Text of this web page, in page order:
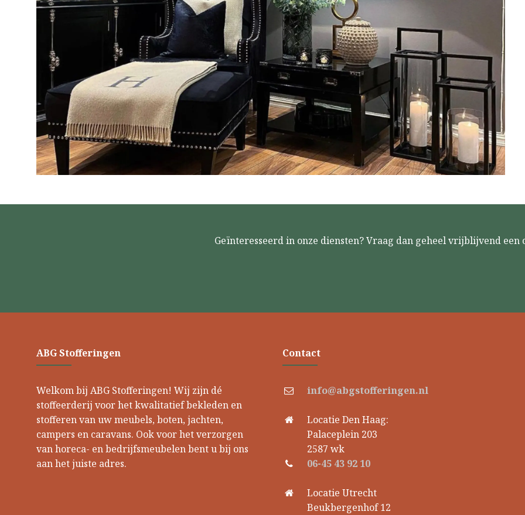
Geïnteresseerd in onze diensten? Vraag dan geheel vrijblijvend een
ABG Stofferingen
Welkom bij ABG Stofferingen! Wij zijn dé
stoffeerderij voor het kwalitatief bekleden en
stofferen van uw meubels, boten, jachten,
campers en caravans. Ook voor het verzorgen
van horeca- en bedrijfsmeubelen bent u bij ons
aan het juiste adres.
Contact
info@abgstofferingen.nl
Locatie Den Haag:
Palaceplein 203
2587 wk
06-45 43 92 10
Locatie Utrecht
Beukbergenhof 12